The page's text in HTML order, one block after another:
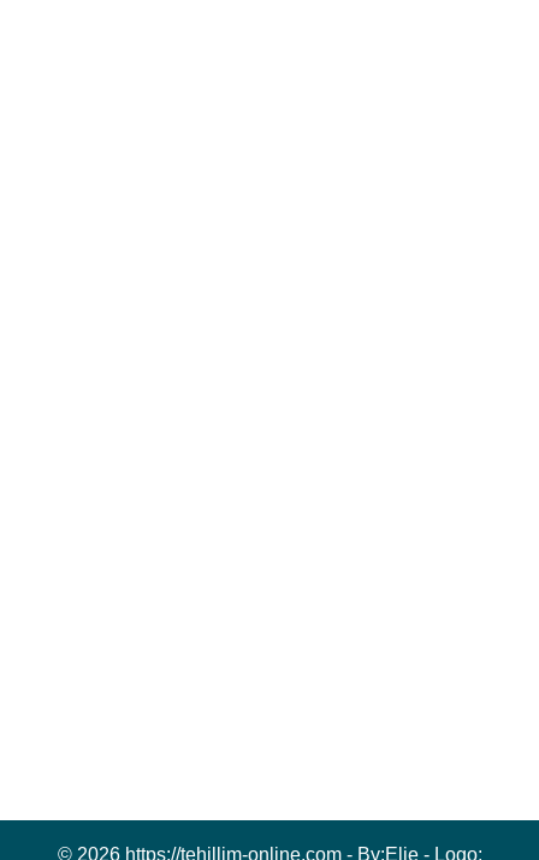
© 2026 https://tehillim-online.com - By:Elie- Logo: